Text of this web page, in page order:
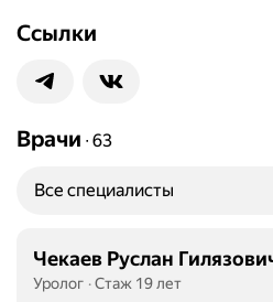
Ссылки
Врачи ∙ 63
Все специалисты
Чекаев Руслан
Уролог
Стаж 19 лет